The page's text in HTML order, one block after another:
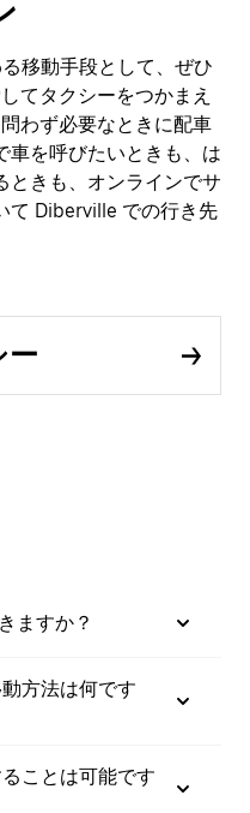
移動手段として、ぜひ
てタクシーをつかまえ
わず必要なときに配車
車を呼びたいときも、は
ときも、オンラインでサ
て Diberville での行き先
ー
ますか？
方法は何です
ことは可能です